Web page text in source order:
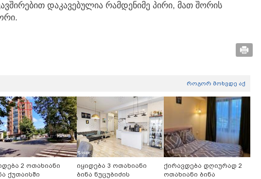
დაკავებულია რამდენიმე პირი, მათ შორის
როგორ მოხვდე აქ
2 ოთახიანი
ქუთაისში
იყიდება 3 ოთახიანი
ბინა ნუცუბიძის
ქირავდება დღიურად 2
ოთახიანი ბინა